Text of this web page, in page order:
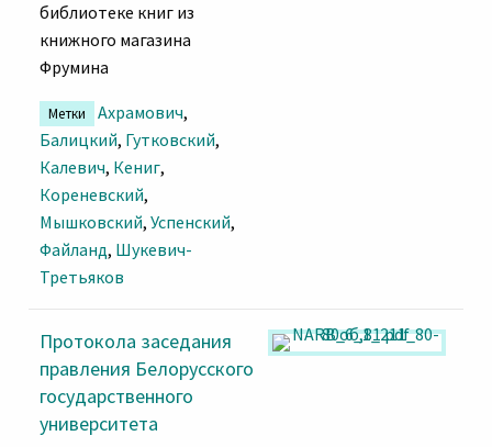
библиотеке книг из
книжного магазина
Фрумина
Метки Ахрамович,
Балицкий, Гутковский,
Калевич, Кениг,
Кореневский,
Мышковский, Успенский,
Файланд, Шукевич-
Третьяков
Протокола заседания
правления Белорусского
государственного
университета